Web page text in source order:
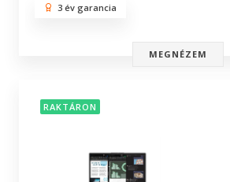
3 év garancia
MEGNÉZEM
RAKTÁRON